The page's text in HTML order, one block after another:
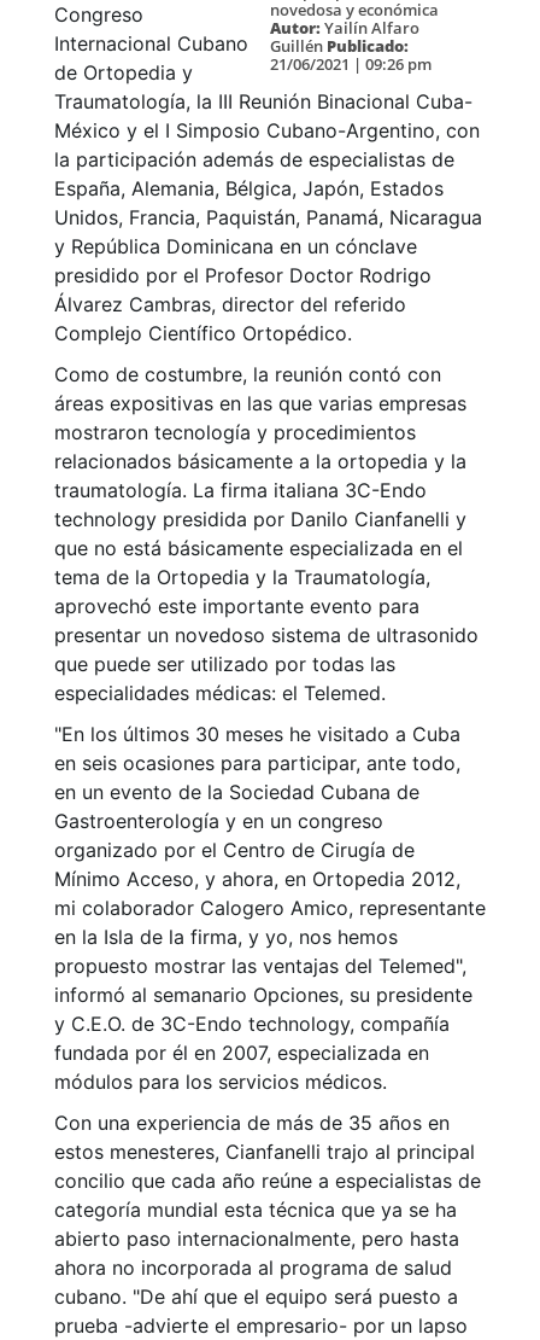
novedosa y económica
Autor: Yailín Alfaro
Guillén Publicado:
21/06/2021 | 09:26 pm
Congreso
Internacional Cubano
de Ortopedia y
Traumatología, la III Reunión Binacional Cuba-
México y el I Simposio Cubano-Argentino, con
la participación además de especialistas de
España, Alemania, Bélgica, Japón, Estados
Unidos, Francia, Paquistán, Panamá, Nicaragua
y República Dominicana en un cónclave
presidido por el Profesor Doctor Rodrigo
Álvarez Cambras, director del referido
Complejo Científico Ortopédico.
Como de costumbre, la reunión contó con
áreas expositivas en las que varias empresas
mostraron tecnología y procedimientos
relacionados básicamente a la ortopedia y la
traumatología. La firma italiana 3C-Endo
technology presidida por Danilo Cianfanelli y
que no está básicamente especializada en el
tema de la Ortopedia y la Traumatología,
aprovechó este importante evento para
presentar un novedoso sistema de ultrasonido
que puede ser utilizado por todas las
especialidades médicas: el Telemed.
"En los últimos 30 meses he visitado a Cuba
en seis ocasiones para participar, ante todo,
en un evento de la Sociedad Cubana de
Gastroenterología y en un congreso
organizado por el Centro de Cirugía de
Mínimo Acceso, y ahora, en Ortopedia 2012,
mi colaborador Calogero Amico, representante
en la Isla de la firma, y yo, nos hemos
propuesto mostrar las ventajas del Telemed",
informó al semanario Opciones, su presidente
y C.E.O. de 3C-Endo technology, compañía
fundada por él en 2007, especializada en
módulos para los servicios médicos.
Con una experiencia de más de 35 años en
estos menesteres, Cianfanelli trajo al principal
concilio que cada año reúne a especialistas de
categoría mundial esta técnica que ya se ha
abierto paso internacionalmente, pero hasta
ahora no incorporada al programa de salud
cubano. "De ahí que el equipo será puesto a
prueba -advierte el empresario- por un lapso